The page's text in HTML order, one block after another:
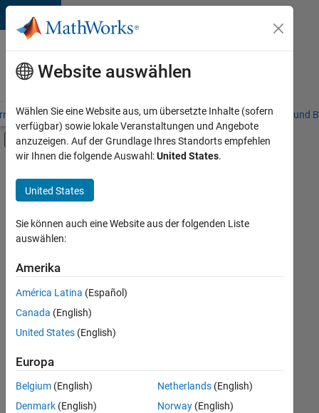
Weiter zum Inhalt
Karriere
bei
MathWorks
– Übersicht Stellensuche Niederlassungen Studierende und
Umschaltung für Off-Canvas-
Hauptinhalt
Marketing Communications
Legal
+1
Derzeit
es
keine
offenen
Stellen,
Ihren
Suchkriterien
entsprechen.
Website auswählen
Wählen Sie eine Website aus, um übersetzte Inhalte (sofern
verfügbar) sowie lokale Veranstaltungen und Angebote
anzuzeigen. Auf der Grundlage Ihres Standorts empfehlen
wir Ihnen die folgende Auswahl:United States.
United States
Sie können auch eine Website aus der folgenden Liste
auswählen:
Amerika
América Latina (Español)
Canada (English)
United States (English)
Europa
Belgium (English)
Denmark (English)
Netherlands(English)
Norway(English)